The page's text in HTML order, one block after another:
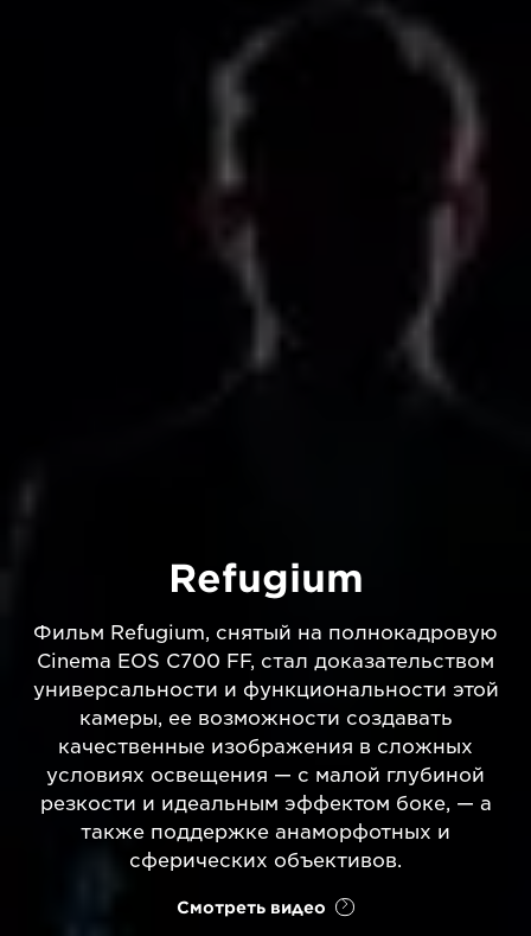
Refugium
Фильм Refugium, снятый на полнокадровую
Cinema EOS C700 FF, стал доказательством
универсальности и функциональности этой
камеры, ее возможности создавать
качественные изображения в сложных
условиях освещения — с малой глубиной
резкости и идеальным эффектом боке, — а
также поддержке анаморфотных и
сферических объективов.
Смотреть видео